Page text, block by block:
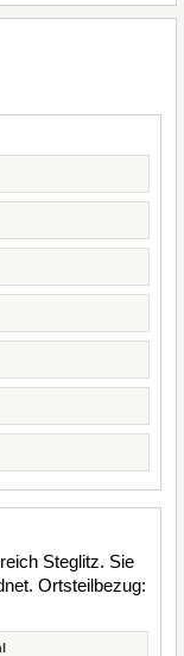
Steglitz. Sie
Ortsteilbezug: